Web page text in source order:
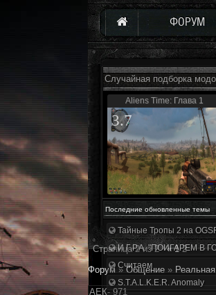
ФОРУМ
Случайная подборка
Aliens Time: Глава 1
3.7
Последние обновленные темы
Тайные Тропы 2 на
И.Г.Р.А. "ПОИГАРЕМ В
Считаем
S.T.A.L.K.E.R. Anomaly
Страница2из2 « 1 2
Форум » Общение »
АЕК- 971